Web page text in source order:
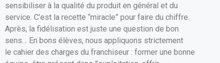
sensibiliser à la qualité du produit en général et du
service. C’est la recette “miracle” pour faire du chiffre.
Après, la fidélisation est juste une question de bon
sens… En bons élèves, nous appliquons strictement
le cahier des charges du franchiseur : former une bonne